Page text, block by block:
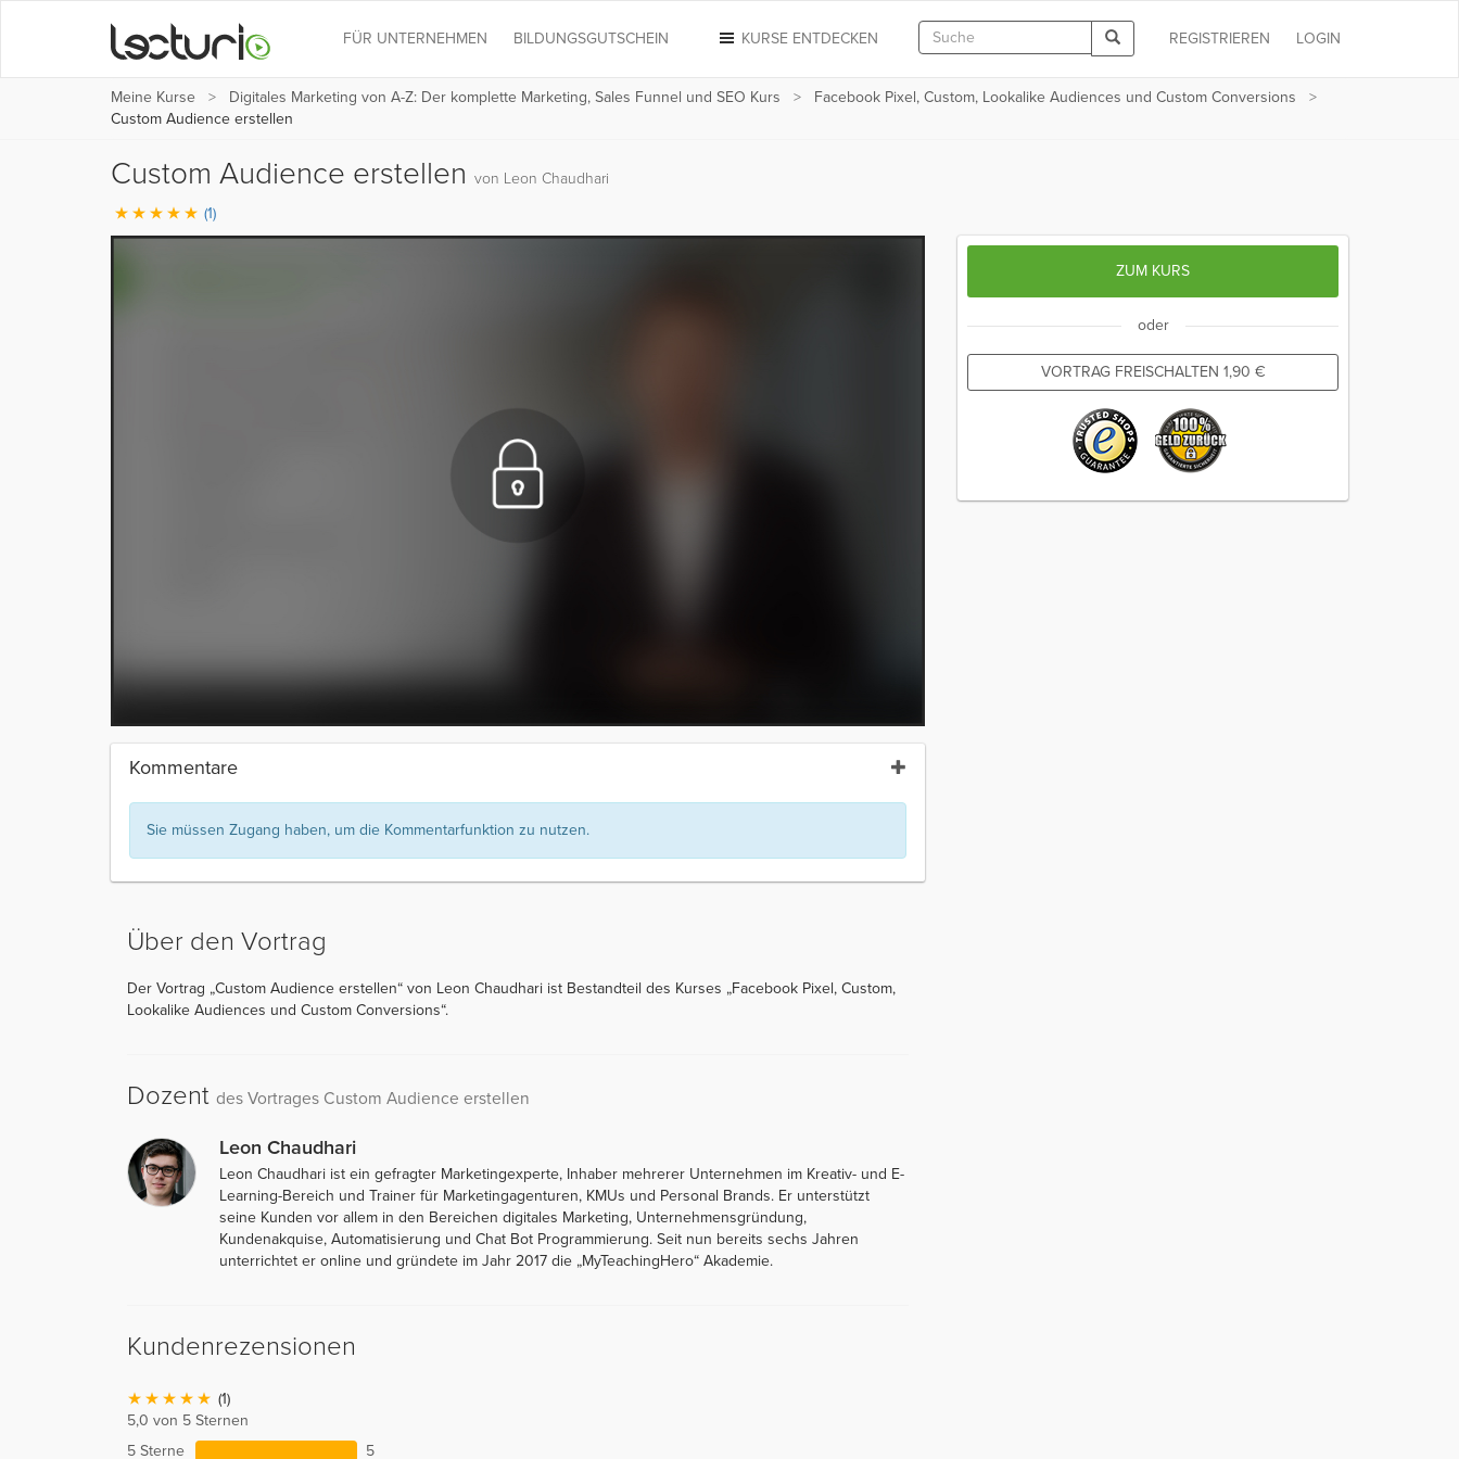
LOGIN
REGISTRIEREN
KURSE ENTDECKEN
FÜR UNTERNEHMEN BILDUNGSGUTSCHEIN
Meine Kurse Digitales Marketing von A-Z: Der komplette Marketing, Sales Funnel und SEO Kurs
Facebook Pixel, Custom, Lookalike Audiences und Custom Conversions
Custom Audience erstellen
Custom Audience erstellen von Leon Chaudhari
(1)
Kommentare
Sie müssen Zugang haben, um die Kommentarfunktion zu nutzen.
Über den Vortrag
Der Vortrag „Custom Audience erstellen“ von Leon Chaudhari ist Bestandteil des Kurses „Facebook Pixel, Custom,
Lookalike Audiences und Custom Conversions“.
Dozent des Vortrages Custom Audience erstellen
Leon Chaudhari
Leon Chaudhari ist ein gefragter Marketingexperte, Inhaber mehrerer Unternehmen im Kreativ- und E-
Learning-Bereich und Trainer für Marketingagenturen, KMUs und Personal Brands. Er unterstützt
seine Kunden vor allem in den Bereichen digitales Marketing, Unternehmensgründung,
Kundenakquise, Automatisierung und Chat Bot Programmierung. Seit nun bereits sechs Jahren
unterrichtet er online und gründete im Jahr 2017 die „MyTeachingHero“ Akademie.
Kundenrezensionen
(1)
5,0 von 5 Sternen
5 Sterne
5
ZUM KURS
oder
VORTRAG FREISCHALTEN 1,90 €